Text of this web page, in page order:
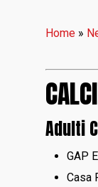
Home »
Adulti
GAP
Casa